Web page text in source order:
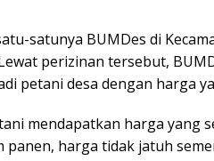
satunya BUMDes di
perizinan tersebut,
petani desa dengan harga
mendapatkan harga yang
panen, harga tidak jatuh